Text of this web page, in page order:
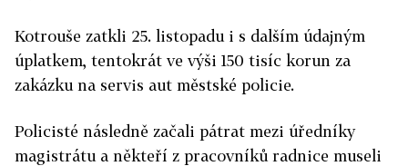
Kotrouše zatkli 25. listopadu i s dalším údajným
úplatkem, tentokrát ve výši 150 tisíc korun za
zakázku na servis aut městské policie.
Policisté následně začali pátrat mezi úředníky
magistrátu a někteří z pracovníků radnice museli